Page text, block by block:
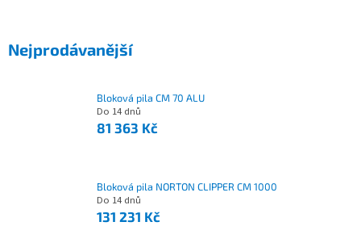
Nejprodávanější
Bloková pila CM 70 ALU
Do 14 dnů
81 363 Kč
Bloková pila NORTON CLIPPER CM 1000
Do 14 dnů
131 231 Kč